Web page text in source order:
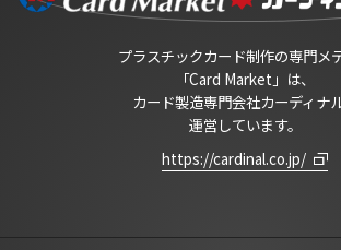
プラスチックカード制作の専門メ
「Card Market」は、
カード製造専門会社カーディナ
運営しています。
https://cardinal.co.jp/